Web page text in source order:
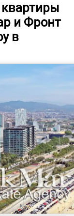
и Фронт
в